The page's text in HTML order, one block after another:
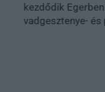
kezdődik
vadgesztenye- és